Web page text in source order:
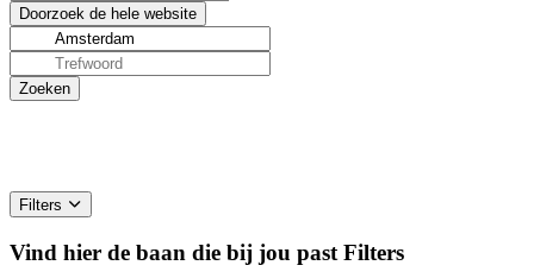
Filters
Vind hier de baan die bij jou past Filters